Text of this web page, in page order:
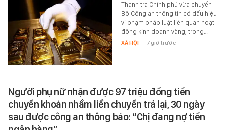
Thanh tra Chính phủ vừa chuyển
Bộ Công an thông tin có dấu hiệu
vi phạm pháp luật liên quan hoạt
động kinh doanh vàng, trong…
XÃ HỘI - 7 giờ trước
Người phụ nữ nhận được 97 triệu đồng tiền
chuyển khoản nhầm liền chuyển trả lại, 30 ngày
sau được công an thông báo: “Chị đang nợ tiền